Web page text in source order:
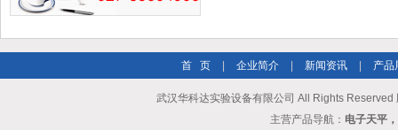
首 页 企业简介 新闻资讯 产品
武汉华科达实验设备有限公司 All Rights Reserved
主营产品导航： 电子天平